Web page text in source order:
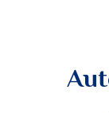
⚠︎